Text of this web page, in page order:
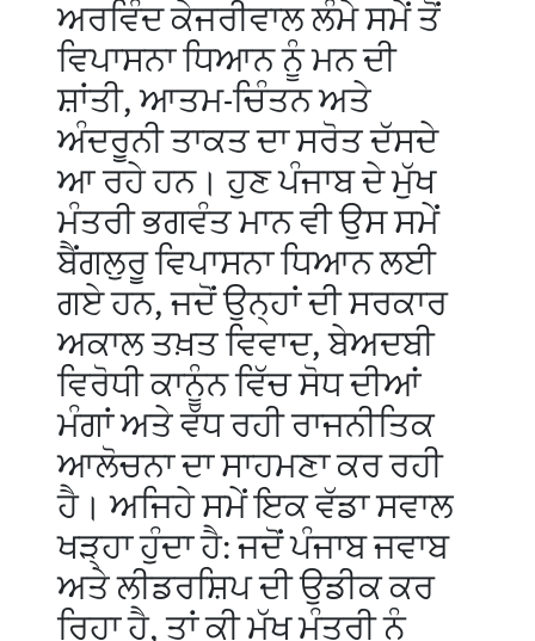
ਅਰਵਿੰਦ ਕੇਜਰੀਵਾਲ ਲੰਮੇ ਸਮੇਂ ਤੋਂ
ਵਿਪਾਸਨਾ ਧਿਆਨ ਨੂੰ ਮਨ ਦੀ
ਸ਼ਾਂਤੀ, ਆਤਮ-ਚਿੰਤਨ ਅਤੇ
ਅੰਦਰੂਨੀ ਤਾਕਤ ਦਾ ਸਰੋਤ ਦੱਸਦੇ
ਆ ਰਹੇ ਹਨ। ਹੁਣ ਪੰਜਾਬ ਦੇ ਮੁੱਖ
ਮੰਤਰੀ ਭਗਵੰਤ ਮਾਨ ਵੀ ਉਸ ਸਮੇਂ
ਬੈਂਗਲੁਰੂ ਵਿਪਾਸਨਾ ਧਿਆਨ ਲਈ
ਗਏ ਹਨ, ਜਦੋਂ ਉਨ੍ਹਾਂ ਦੀ ਸਰਕਾਰ
ਅਕਾਲ ਤਖ਼ਤ ਵਿਵਾਦ, ਬੇਅਦਬੀ
ਵਿਰੋਧੀ ਕਾਨੂੰਨ ਵਿੱਚ ਸੋਧ ਦੀਆਂ
ਮੰਗਾਂ ਅਤੇ ਵੱਧ ਰਹੀ ਰਾਜਨੀਤਿਕ
ਆਲੋਚਨਾ ਦਾ ਸਾਹਮਣਾ ਕਰ ਰਹੀ
ਹੈ। ਅਜਿਹੇ ਸਮੇਂ ਇਕ ਵੱਡਾ ਸਵਾਲ
ਖੜ੍ਹਾ ਹੁੰਦਾ ਹੈ: ਜਦੋਂ ਪੰਜਾਬ ਜਵਾਬ
ਅਤੇ ਲੀਡਰਸ਼ਿਪ ਦੀ ਉਡੀਕ ਕਰ
ਰਿਹਾ ਹੈ, ਤਾਂ ਕੀ ਮੁੱਖ ਮੰਤਰੀ ਨੂੰ